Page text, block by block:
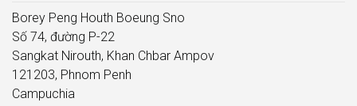
Borey Peng Houth Boeung Sno
Số 74, đường P-22
Sangkat Nirouth, Khan Chbar Ampov
121203, Phnom Penh
Campuchia